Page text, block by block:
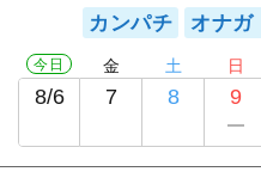
カンパチ オナガ
今日
8/6
金
7
土
8
日
9